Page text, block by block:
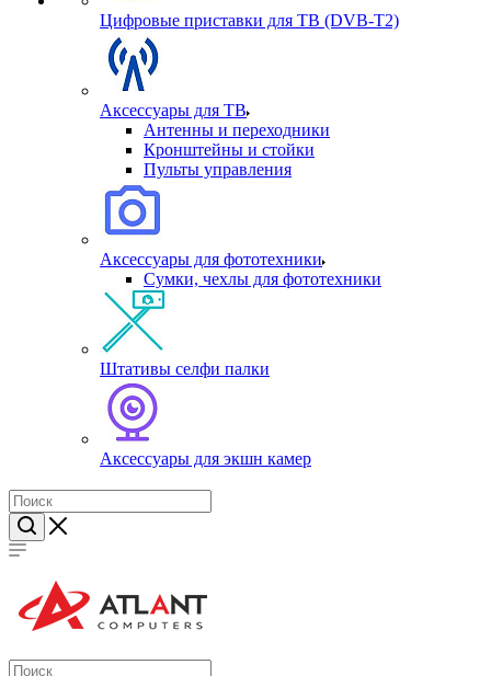
Цифровые приставки для ТВ (DVB-T2)
Аксессуары для ТВ
Антенны и переходники
Кронштейны и стойки
Пульты управления
Аксессуары для фототехники
Сумки, чехлы для фототехники
Штативы селфи палки
Аксессуары для экшн камер